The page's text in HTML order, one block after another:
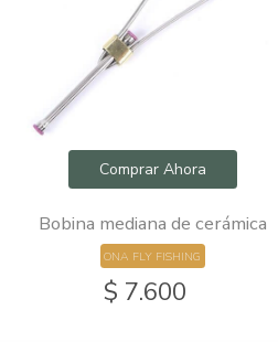
Comprar Ahora
Bobina mediana de cerámica
ONA FLY FISHING
$ 7.600